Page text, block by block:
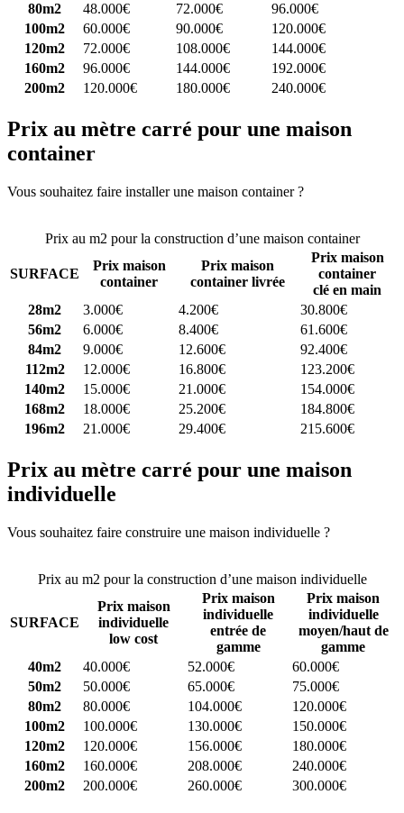
80m2
48.000€ 72.000€
96.000€
100m2
60.000€ 90.000€
120.000€
120m2
72.000€ 108.000€
144.000€
160m2
96.000€ 144.000€
192.000€
200m2
120.000€ 180.000€ 240.000€
Prix au mètre carré pour une maison
container
Vous souhaitez faire installer une maison container ?
Prix au m2 pour la construction d’une maison container
SURFACE
Prix maison
container
Prix maison
container livrée
Prix maison
container
clé en main
28m2
3.000€ 4.200€
30.800€
56m2
6.000€ 8.400€
61.600€
84m2
9.000€ 12.600€
92.400€
112m2
12.000€ 16.800€
123.200€
140m2
15.000€ 21.000€
154.000€
168m2
18.000€ 25.200€
184.800€
196m2
21.000€ 29.400€ 215.600€
Prix au mètre carré pour une maison
individuelle
Vous souhaitez faire construire une maison individuelle ?
Prix au m2 pour la construction d’une maison individuelle
SURFACE
Prix maison
individuelle
low cost
Prix maison
individuelle
entrée de
gamme
Prix maison
individuelle
moyen/haut de
gamme
40m2
40.000€ 52.000€
60.000€
50m2
50.000€ 65.000€
75.000€
80m2
80.000€ 104.000€
120.000€
100m2
100.000€ 130.000€
150.000€
120m2
120.000€ 156.000€
180.000€
160m2
160.000€ 208.000€
240.000€
200m2
200.000€ 260.000€ 300.000€